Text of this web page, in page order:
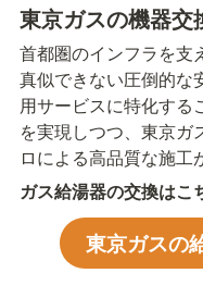
東京ガスの機器交
首都圏のインフラを支
真似できない圧倒的な
用サービスに特化する
を実現しつつ、東京ガ
ロによる高品質な施工
ガス給湯器の交換はこ
東京ガスの